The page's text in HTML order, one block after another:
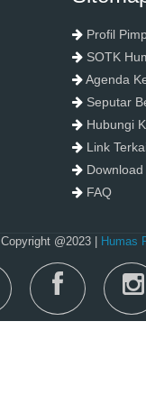
Profil
SOTK
Agenda
Seputar
Hubungi
Link
Download
FAQ
Copyright @2023 | Humas